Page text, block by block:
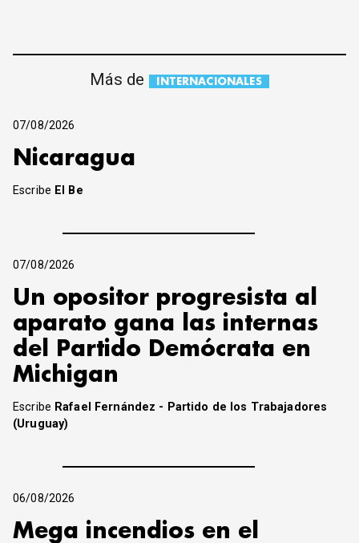
Más de INTERNACIONALES
07/08/2026
Nicaragua
Escribe El Be
07/08/2026
Un opositor progresista al
aparato gana las internas
del Partido Demócrata en
Michigan
Escribe Rafael Fernández - Partido de los Trabajadores
(Uruguay)
06/08/2026
Mega incendios en el